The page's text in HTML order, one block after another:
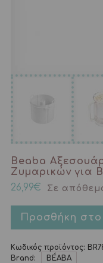
Beaba
Ζυμαρικών για
26,99€ Σε
Προσθήκη στο
Κωδικός προϊόντος:
Brand:
BÉABA